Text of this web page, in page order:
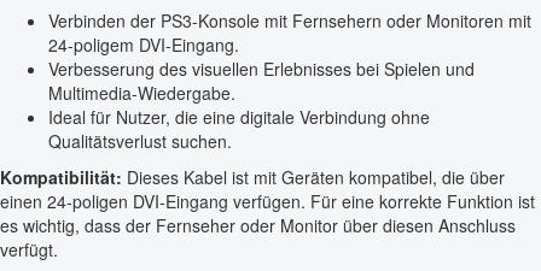
Verbinden der PS3-Konsole mit Fernsehern oder Monitoren mit
24-poligem DVI-Eingang.
Verbesserung des visuellen Erlebnisses bei Spielen und
Multimedia-Wiedergabe.
Ideal für Nutzer, die eine digitale Verbindung ohne
Qualitätsverlust suchen.
Kompatibilität: Dieses Kabel ist mit Geräten kompatibel, die über
einen 24-poligen DVI-Eingang verfügen. Für eine korrekte Funktion ist
es wichtig, dass der Fernseher oder Monitor über diesen Anschluss
verfügt.